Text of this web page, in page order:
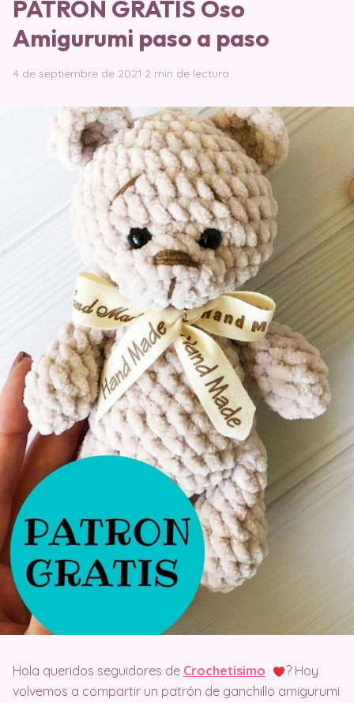
PATRÓN GRATIS Oso
Amigurumi paso a paso
4 de septiembre de 2021·2 min de lectura
Hola queridos seguidores de Crochetisimo
? Hoy
volvemos a compartir un patrón de ganchillo amigurumi